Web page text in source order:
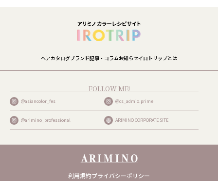
ヘアカタログブランド記事・コラムお知らせイロトリップとは
FOLLOW ME!
@asiancolor_fes @cs_admio.prime
@arimino_professional ARIMINO CORPORATE SITE
利用規約プライバシーポリシー